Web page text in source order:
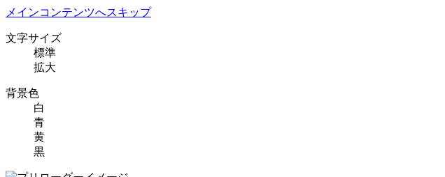
メインコンテンツへスキップ
文字サイズ
標準
拡大
背景色
白
青
黄
黒